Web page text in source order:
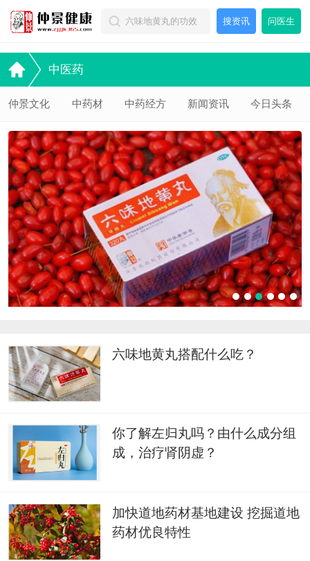
搜资讯 问医生
中医药
仲景文化 中药材 中药经方 新闻资讯 今日头条
六味地黄丸搭配什么吃？
你了解左归丸吗？由什么成分组
成，治疗肾阴虚？
加快道地药材基地建设 挖掘道地
药材优良特性